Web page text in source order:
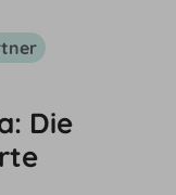
Die